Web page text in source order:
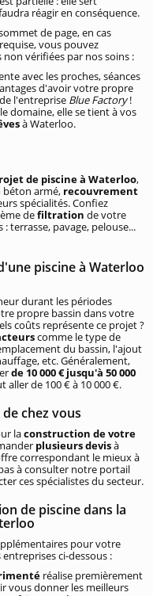
réagir en conséquence.
de page, en cas
vous pouvez
vérifiées par nos soins :
avec les proches, séances
d'avoir votre propre
l'entreprise Blue Factory!
domaine, elle se tient à vos
à Waterloo.
de piscine à Waterloo,
béton armé, recouvrement
spécialités. Confiez
defiltration de votre
: terrasse, pavage, pelouse...
piscine à Waterloo
durant les périodes
propre bassin dans votre
coûts représente ce projet ?
comme le type de
du bassin, l'ajout
etc. Généralement,
de 10 000 € jusqu'à 50 000
de 100 € à 10 000 €.
chez vous
laconstruction de votre
plusieurs devisà
correspondant le mieux à
à consulter notre portail
ces spécialistes du secteur.
de piscine dans la
pour votre
ci-dessous :
réalise premièrement
vous donner les meilleurs